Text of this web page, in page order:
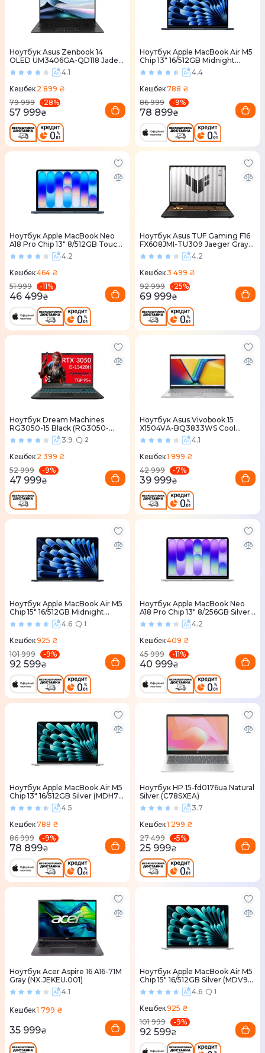
Ноутбук Asus Zenbook 14
OLED UM3406GA-QD118 Jade
Black (90NB17R1-M009W0)
4.1
Кешбек 2 899 ₴
79 999
-28%
57 999₴
Ноутбук Apple MacBook Air M5
Chip 13" 16/512GB Midnight
(MDHE4) 20264.4
Кешбек788 ₴
86 999
-9%
78 899₴
Ноутбук Apple MacBook Neo
A18 Pro Chip 13" 8/512GB Touch
ID Indigo (MHFG4) 2026
4.2
Кешбек464 ₴
51 999
-11%
46 499₴
Ноутбук Asus TUF Gaming F16
FX608JMI-TU309 Jaeger Gray
(90NR0NB1-M00H80)
4.2
Кешбек3 499 ₴
92 999
-25%
69 999₴
Ноутбук Dream Machines
RG3050-15 Black (RG3050-
15UA71)
3.9 2
Кешбек 2 399 ₴
52 999
-9%
47 999₴
Ноутбук Asus Vivobook 15
X1504VA-BQ3833WS Cool
Silver (90NB13Y2-M01D90)
4.1
Кешбек1 999 ₴
42 999
-7%
39 999₴
Ноутбук Apple MacBook Air M5
Chip 15" 16/512GB Midnight
(MDVH4) 20264.6 1
Кешбек925 ₴
101 999
-9%
92 599₴
Ноутбук Apple MacBook Neo
A18 Pro Chip 13" 8/256GB Silver
(MHFA4) 20264.2
Кешбек409 ₴
45 999
-11%
40 999₴
Ноутбук Apple MacBook Air M5
Chip 13" 16/512GB Silver (MDH74)
2026
4.5
Кешбек788 ₴
86 999
-9%
78 899₴
Ноутбук HP 15-fd0176ua Natural
Silver (C78SXEA)
3.7
Кешбек1 299 ₴
27 499
-5%
25 999₴
Ноутбук Acer Aspire 16 A16-71M
Gray (NX.JEKEU.001)
4.1
Кешбек1 799 ₴
35 999₴
Ноутбук Apple MacBook Air M5
Chip 15" 16/512GB Silver (MDV94)
2026
4.6 1
Кешбек925 ₴
101 999
-9%
92 599₴